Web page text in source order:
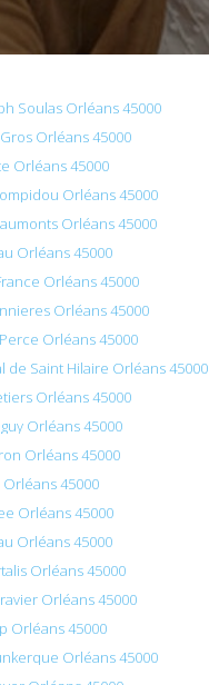
Soulas Orléans 45000
Orléans 45000
Orléans 45000
Orléans 45000
Orléans 45000
Orléans 45000
Orléans 45000
Orléans 45000
Orléans 45000
de Saint Hilaire Orléans 45000
Orléans 45000
Orléans 45000
Orléans 45000
45000
Orléans 45000
Orléans 45000
Orléans 45000
Orléans 45000
Orléans 45000
Orléans 45000